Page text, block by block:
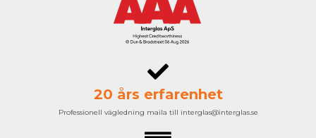
20 års erfarenhet
Professionell vägledning maila till interglas@interglas.se